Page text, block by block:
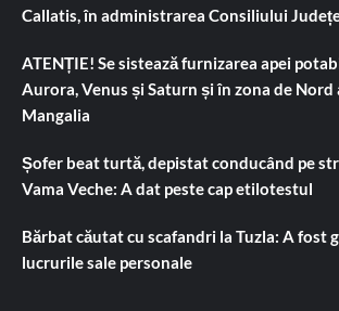
Callatis, în administrarea Consiliului
ATENȚIE! Se sistează furnizarea apei
Aurora, Venus și Saturn și în zona de
Mangalia
Șofer beat turtă, depistat conducând pe
Vama Veche: A dat peste cap etilotestul
Bărbat căutat cu scafandri la Tuzla: A fost
lucrurile sale personale